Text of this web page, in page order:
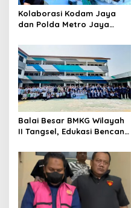
Kolaborasi Kodam Jaya
dan Polda Metro Jaya
Balai Besar BMKG Wilayah
II Tangsel, Edukasi Bencana
kepada pelajar UPTD SMPN
23